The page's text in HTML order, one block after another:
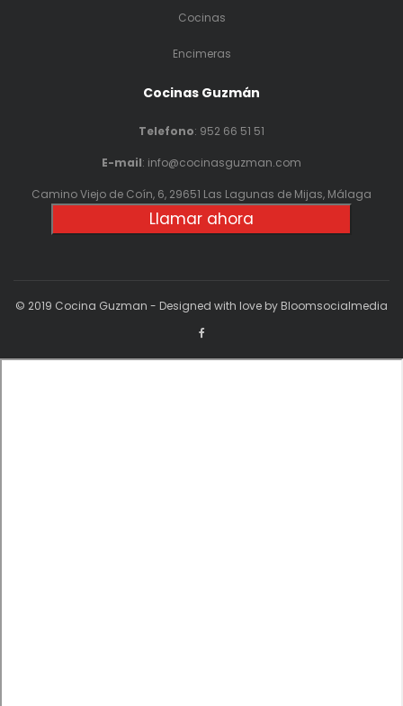
Cocinas
Encimeras
Cocinas Guzmán
Telefono: 952 66 51 51
E-mail: info@cocinasguzman.com
Camino Viejo de Coín, 6, 29651 Las Lagunas de Mijas, Málaga
Llamar ahora
© 2019 Cocina Guzman - Designed with love by Bloomsocialmedia